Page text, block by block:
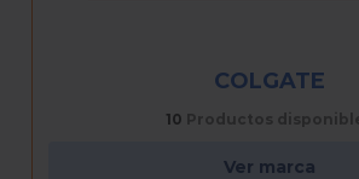
ORAL B
1Productos disponibles
Ver marca